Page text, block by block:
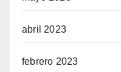
abril 2023
febrero 2023